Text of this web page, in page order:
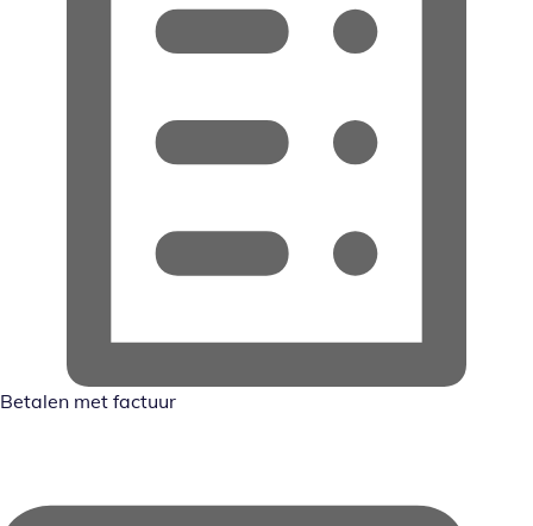
Betalen met factuur